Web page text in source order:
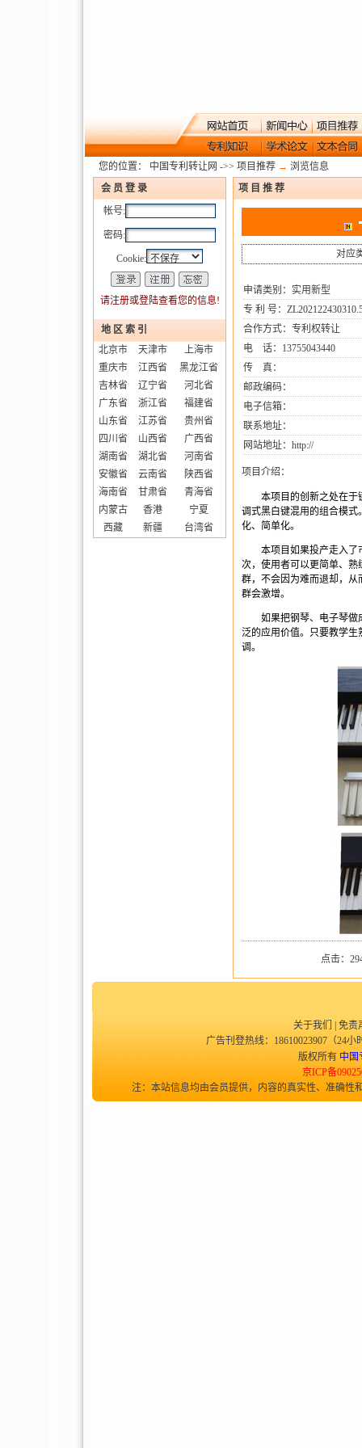
您的位置： 中国专利转让网 ->> 项目推荐 → 浏览信息
会 员 登 录
帐号:
密码:
Cookie:
请注册或登陆查看您的信息!
地 区 索 引
北京市
天津市
上海市
重庆市
江西省
黑龙江省
吉林省
辽宁省
河北省
广东省
浙江省
福建省
山东省
江苏省
贵州省
四川省
山西省
广西省
湖南省
湖北省
河南省
安徽省
云南省
陕西省
海南省
甘肃省
青海省
内蒙古
香港
宁夏
西藏
新疆 台湾省
项 目 推 荐
对应
申请类别：实用新型
专 利 号：
合作方式：专利权转让
电 话：13755043440
传 真：
邮政编码：
电子信箱：
联系地址：
网站地址： http://
项目介绍：
本项目的创新之处在于
调式黑白键混用的组合模
化、简单化。
本项目如果投产走入了
次，使用者可以更简单、
群，不会因为难而退却，
群会激增。
如果把钢琴、电子琴做
泛的应用价值。只要教学
调。
点击：
关于我们
免责
广告刊登热线：18610023907（24
版权所有 中国
京ICP备
注：本站信息均由会员提供，内容的真实性、准确性